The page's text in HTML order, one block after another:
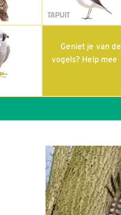
TAPUIT
Geniet je van de
vogels? Help mee